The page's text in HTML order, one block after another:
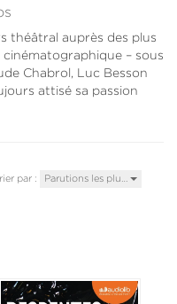
théâtral auprès des plus
– sous
Chabrol, Luc Besson
attisé sa passion
par : Parutions les plu…